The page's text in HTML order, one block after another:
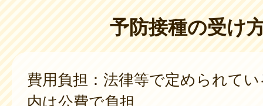
予防接種の受け
費用負担：法律等で定められて
内は公費で負担